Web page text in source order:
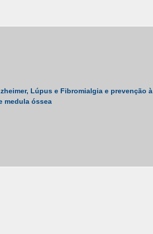
Lúpus e Fibromialgia e prevenção à
medula óssea